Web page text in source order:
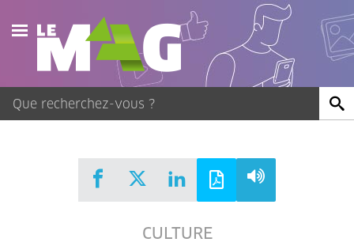
Actualités
Agenda
Publications
CULTURE